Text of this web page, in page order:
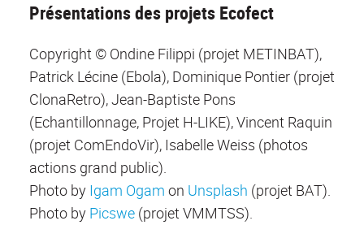
Présentations des projets Ecofect
Copyright © Ondine Filippi (projet METINBAT),
Patrick Lécine (Ebola), Dominique Pontier (projet
ClonaRetro), Jean-Baptiste Pons
(Echantillonnage, Projet H-LIKE), Vincent Raquin
(projet ComEndoVir), Isabelle Weiss (photos
actions grand public).
Photo by Igam Ogam on Unsplash (projet BAT).
Photo by Picswe (projet VMMTSS).